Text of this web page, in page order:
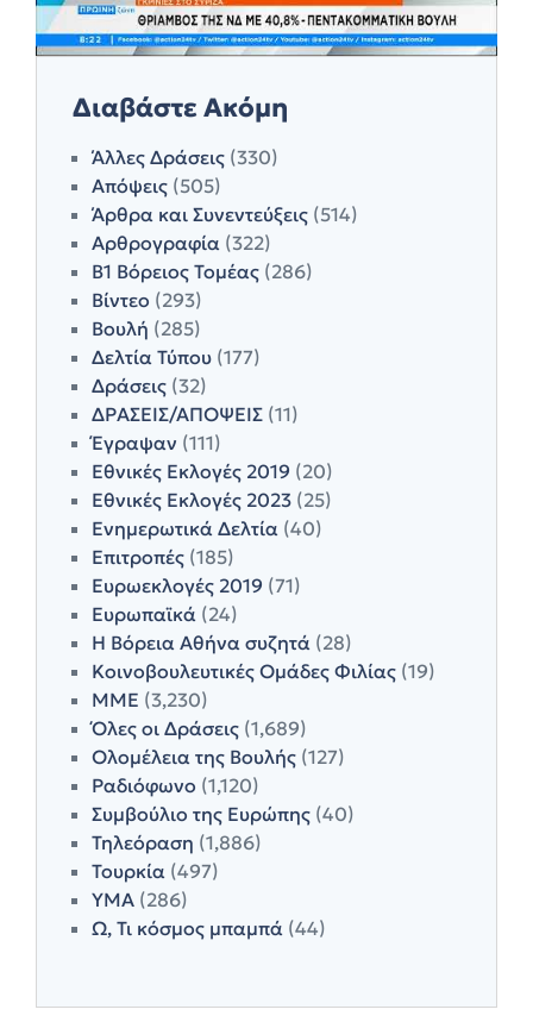
Διαβάστε Ακόμη
Άλλες Δράσεις (330)
Απόψεις (505)
Άρθρα και Συνεντεύξεις (514)
Αρθρογραφία (322)
Β1 Βόρειος Τομέας (286)
Βίντεο (293)
Βουλή (285)
Δελτία Τύπου (177)
Δράσεις (32)
ΔΡΑΣΕΙΣ/ΑΠΟΨΕΙΣ (11)
Έγραψαν (111)
Εθνικές Εκλογές 2019 (20)
Εθνικές Εκλογές 2023 (25)
Ενημερωτικά Δελτία (40)
Επιτροπές (185)
Ευρωεκλογές 2019 (71)
Ευρωπαϊκά (24)
Η Βόρεια Αθήνα συζητά (28)
Κοινοβουλευτικές Ομάδες Φιλίας (19)
ΜΜΕ (3,230)
Όλες οι Δράσεις (1,689)
Ολομέλεια της Βουλής (127)
Ραδιόφωνο (1,120)
Συμβούλιο της Ευρώπης (40)
Τηλεόραση (1,886)
Τουρκία (497)
ΥΜΑ (286)
Ω, Τι κόσμος μπαμπά (44)